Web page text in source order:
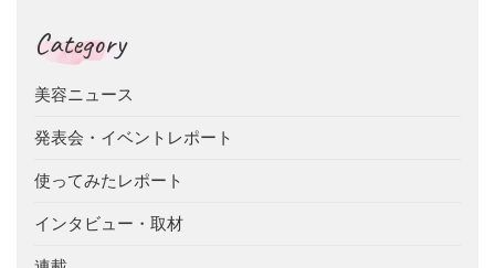
Category
美容ニュース
発表会・イベントレポート
使ってみたレポート
インタビュー・取材